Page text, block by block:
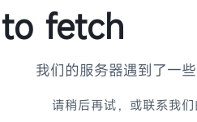
to fetch
我们的服务器遇到了一
请稍后再试，或联系我